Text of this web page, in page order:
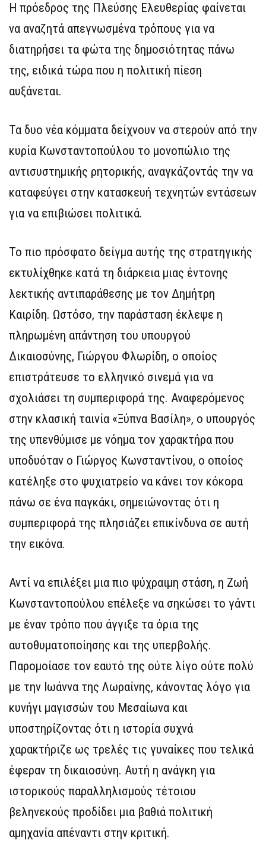
Η πρόεδρος της Πλεύσης Ελευθερίας φαίνεται
να αναζητά απεγνωσμένα τρόπους για να
διατηρήσει τα φώτα της δημοσιότητας πάνω
της, ειδικά τώρα που η πολιτική πίεση
αυξάνεται.
Τα δυο νέα κόμματα δείχνουν να στερούν από την
κυρία Κωνσταντοπούλου το μονοπώλιο της
αντισυστημικής ρητορικής, αναγκάζοντάς την να
καταφεύγει στην κατασκευή τεχνητών εντάσεων
για να επιβιώσει πολιτικά.
Το πιο πρόσφατο δείγμα αυτής της στρατηγικής
εκτυλίχθηκε κατά τη διάρκεια μιας έντονης
λεκτικής αντιπαράθεσης με τον Δημήτρη
Καιρίδη. Ωστόσο, την παράσταση έκλεψε η
πληρωμένη απάντηση του υπουργού
Δικαιοσύνης, Γιώργου Φλωρίδη, ο οποίος
επιστράτευσε το ελληνικό σινεμά για να
σχολιάσει τη συμπεριφορά της. Αναφερόμενος
στην κλασική ταινία «Ξύπνα Βασίλη», ο υπουργός
της υπενθύμισε με νόημα τον χαρακτήρα που
υποδυόταν ο Γιώργος Κωνσταντίνου, ο οποίος
κατέληξε στο ψυχιατρείο να κάνει τον κόκορα
πάνω σε ένα παγκάκι, σημειώνοντας ότι η
συμπεριφορά της πλησιάζει επικίνδυνα σε αυτή
την εικόνα.
Αντί να επιλέξει μια πιο ψύχραιμη στάση, η Ζωή
Κωνσταντοπούλου επέλεξε να σηκώσει το γάντι
με έναν τρόπο που άγγιξε τα όρια της
αυτοθυματοποίησης και της υπερβολής.
Παρομοίασε τον εαυτό της ούτε λίγο ούτε πολύ
με την Ιωάννα της Λωραίνης, κάνοντας λόγο για
κυνήγι μαγισσών του Μεσαίωνα και
υποστηρίζοντας ότι η ιστορία συχνά
χαρακτήριζε ως τρελές τις γυναίκες που τελικά
έφεραν τη δικαιοσύνη. Αυτή η ανάγκη για
ιστορικούς παραλληλισμούς τέτοιου
βεληνεκούς προδίδει μια βαθιά πολιτική
αμηχανία απέναντι στην κριτική.